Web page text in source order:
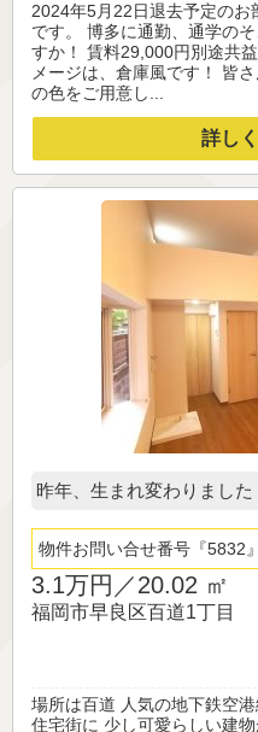
2024年5月22日退去予定の
です。 博多に通勤、通学の
すか！ 賃料29,000円別途共
メージは、倉庫風です！ 皆
の色をご用意し...
詳し
昨年、生まれ変わりました
物件お問い合せ番号 5832
3.1万円／20.02 ㎡
福岡市早良区百道1丁目
場所は百道 人気の地下鉄空
住宅街に 少し可愛らしい建